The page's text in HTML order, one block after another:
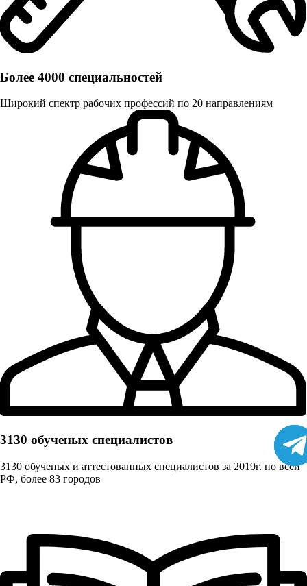
Более 4000 специальностей
Широкий спектр рабочих профессий по 20 направлениям
3130 обученых cпециалистов
3130 обученых и аттестованных специалистов за 2019г. по всей
РФ, более 83 городов